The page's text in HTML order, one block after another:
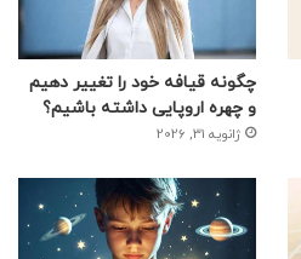
چگونه قیافه خود را تغییر دهیم
و چهره اروپایی داشته باشیم؟
ژانویه 31, 2026